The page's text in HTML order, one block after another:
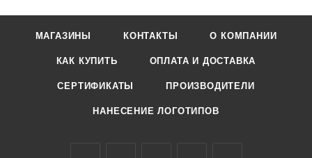
МАГАЗИНЫ КОНТАКТЫ О КОМПАНИИ
КАК КУПИТЬ ОПЛАТА И ДОСТАВКА
СЕРТИФИКАТЫ ПРОИЗВОДИТЕЛИ
НАНЕСЕНИЕ ЛОГОТИПОВ